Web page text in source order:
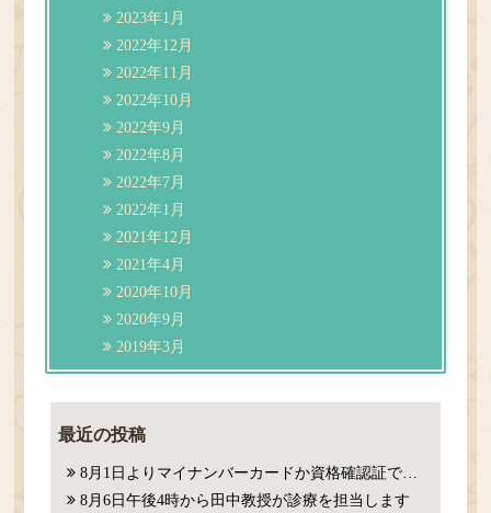
2023年1月
2022年12月
2022年11月
2022年10月
2022年9月
2022年8月
2022年7月
2022年1月
2021年12月
2021年4月
2020年10月
2020年9月
2019年3月
最近の投稿
8月1日よりマイナンバーカードか資格確認証での確認が必要になります。
8月6日午後4時から田中教授が診療を担当します